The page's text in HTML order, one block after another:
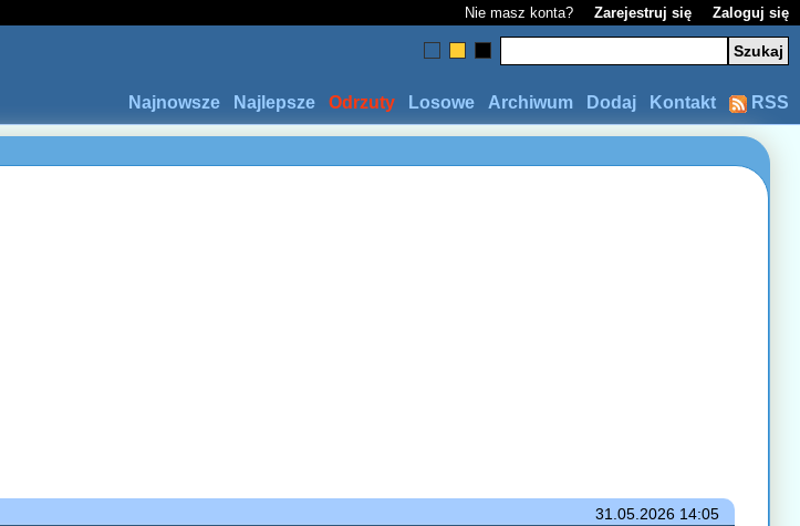
Nie masz konta? Zarejestruj się Zaloguj się
RSS
Kontakt
Dodaj
Archiwum
Losowe
Odrzuty
Najlepsze
Najnowsze
31.05.202614:05